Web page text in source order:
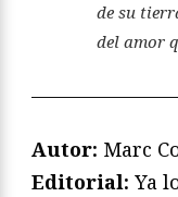
de su
del amor
Autor: Marc
Editorial: Ya